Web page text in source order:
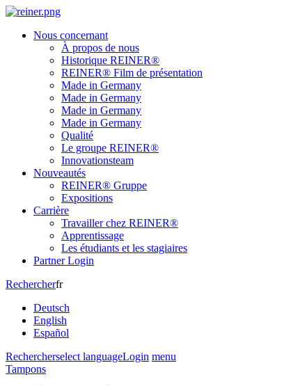
Nous concernant
À propos de nous
Historique REINER®
REINER® Film de présentation
Made in Germany
Made in Germany
Made in Germany
Made in Germany
Qualité
Le groupe REINER®
Innovationsteam
Nouveautés
REINER® Gruppe
Expositions
Carrière
Travailler chez REINER®
Apprentissage
Les étudiants et les stagiaires
Partner Login
Rechercherfr
Deutsch
English
Español
Rechercherselect languageLogin menu
Tampons